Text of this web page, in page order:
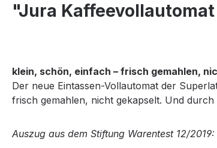
"Jura Kaffeevollautomat
klein, schön, einfach – frisch gemahlen,
Der neue Eintassen-Vollautomat der
frisch gemahlen, nicht gekapselt. Und
Auszug aus dem Stiftung Warentest 12/2019: